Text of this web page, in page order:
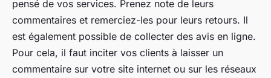
pensé de vos services. Prenez note de leurs
commentaires et remerciez-les pour leurs retours. Il
est également possible de collecter des avis en ligne.
Pour cela, il faut inciter vos clients à laisser un
commentaire sur votre site internet ou sur les réseaux